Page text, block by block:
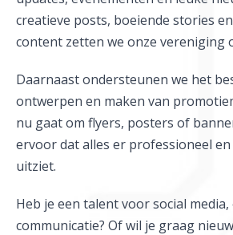
creatieve posts, boeiende stories
content zetten we onze vereniging
Daarnaast ondersteunen we het
ontwerpen en maken van
nu gaat om flyers, posters of
ervoor dat alles er professioneel
uitziet.
Heb je een talent voor social
communicatie? Of wil je graag